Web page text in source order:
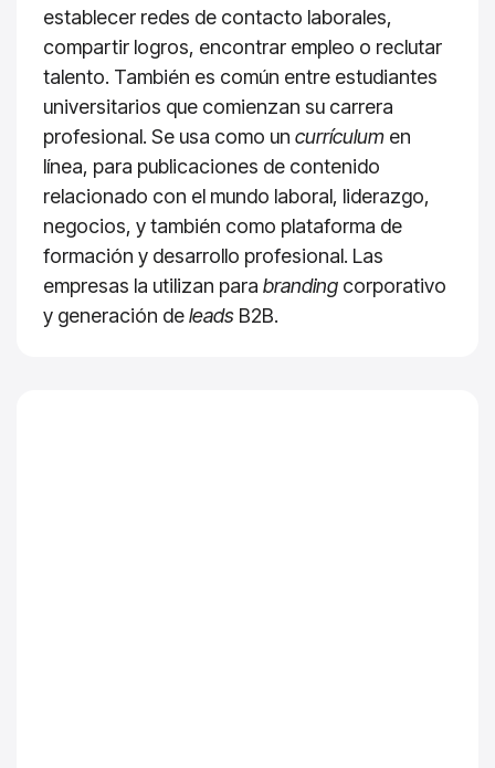
establecer redes de contacto laborales,
compartir logros, encontrar empleo o reclutar
talento. También es común entre estudiantes
universitarios que comienzan su carrera
profesional. Se usa como un currículum en
línea, para publicaciones de contenido
relacionado con el mundo laboral, liderazgo,
negocios, y también como plataforma de
formación y desarrollo profesional. Las
empresas la utilizan para branding corporativo
y generación deleads B2B.